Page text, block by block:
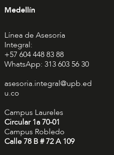
Medellín
Línea de Asesoría
Integral:
+57 604 448 83 88
WhatsApp: 313 603 56 30
asesoria.integral@upb.ed
u.co
Campus Laureles
Circular 1a 70-01
Campus Robledo
Calle 78 B # 72 A 109